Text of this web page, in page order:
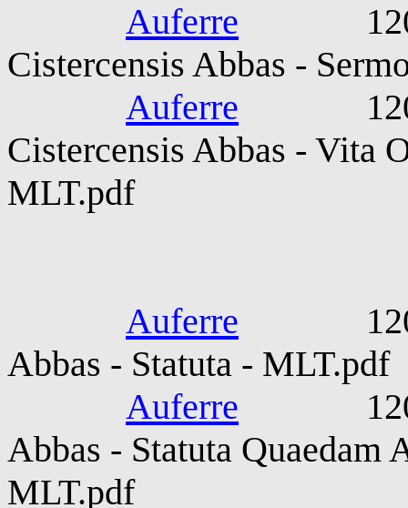
Auferre 1203-
Cistercensis Abbas -
Auferre 1203-
Cistercensis Abbas - Vita
MLT.pdf
Auferre 1203-
Abbas - Statuta - MLT.pdf
Auferre 1203-
Abbas - Statuta Quaedam
MLT.pdf